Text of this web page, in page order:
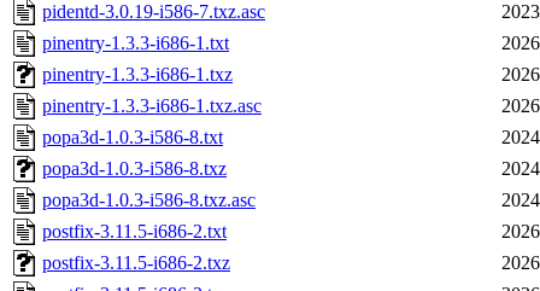
pidentd-3.0.19-i586-7.txz.asc
pinentry-1.3.3-i686-1.txt
pinentry-1.3.3-i686-1.txz
pinentry-1.3.3-i686-1.txz.asc
popa3d-1.0.3-i586-8.txt
popa3d-1.0.3-i586-8.txz
popa3d-1.0.3-i586-8.txz.asc
postfix-3.11.5-i686-2.txt
postfix-3.11.5-i686-2.txz